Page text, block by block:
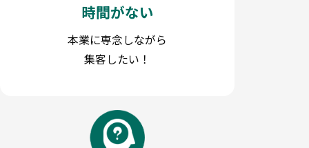
時間がない
本業に専念しながら
集客したい！